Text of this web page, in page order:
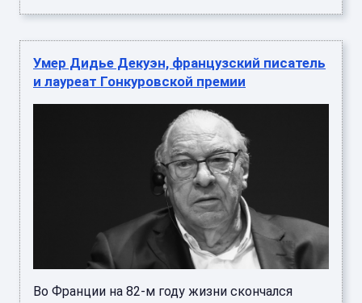
Умер Дидье Декуэн, французский писатель
и лауреат Гонкуровской премии
Во Франции на 82-м году жизни скончался